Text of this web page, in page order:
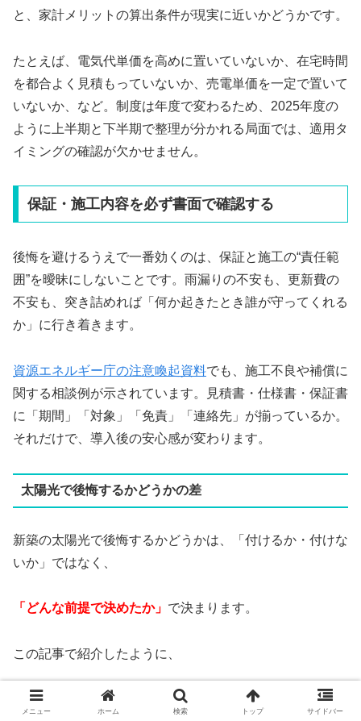
と、家計メリットの算出条件が現実に近いかどうかです。
たとえば、電気代単価を高めに置いていないか、在宅時間
を都合よく見積もっていないか、売電単価を一定で置いて
いないか、など。制度は年度で変わるため、2025年度の
ように上半期と下半期で整理が分かれる局面では、適用タ
イミングの確認が欠かせません。
保証・施工内容を必ず書面で確認する
後悔を避けるうえで一番効くのは、保証と施工の“責任範
囲”を曖昧にしないことです。雨漏りの不安も、更新費の
不安も、突き詰めれば「何か起きたとき誰が守ってくれる
か」に行き着きます。
資源エネルギー庁の注意喚起資料でも、施工不良や補償に
関する相談例が示されています。見積書・仕様書・保証書
に「期間」「対象」「免責」「連絡先」が揃っているか。
それだけで、導入後の安心感が変わります。
太陽光で後悔するかどうかの差
新築の太陽光で後悔するかどうかは、「付けるか・付けな
いか」ではなく、
「どんな前提で決めたか」 で決まります。
この記事で紹介したように、
・売電単価
メニュー ホーム 検索 トップ サイドバー